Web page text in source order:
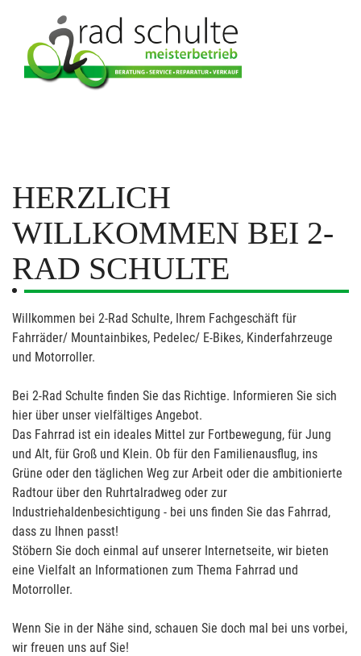
HERZLICH
WILLKOMMEN BEI 2-
RAD SCHULTE
Willkommen bei 2-Rad Schulte, Ihrem Fachgeschäft für
Fahrräder/ Mountainbikes, Pedelec/ E-Bikes, Kinderfahrzeuge
und Motorroller.
Bei 2-Rad Schulte finden Sie das Richtige. Informieren Sie sich
hier über unser vielfältiges Angebot.
Das Fahrrad ist ein ideales Mittel zur Fortbewegung, für Jung
und Alt, für Groß und Klein. Ob für den Familienausflug, ins
Grüne oder den täglichen Weg zur Arbeit oder die ambitionierte
Radtour über den Ruhrtalradweg oder zur
Industriehaldenbesichtigung - bei uns finden Sie das Fahrrad,
dass zu Ihnen passt!
Stöbern Sie doch einmal auf unserer Internetseite, wir bieten
eine Vielfalt an Informationen zum Thema Fahrrad und
Motorroller.
Wenn Sie in der Nähe sind, schauen Sie doch mal bei uns vorbei,
wir freuen uns auf Sie!